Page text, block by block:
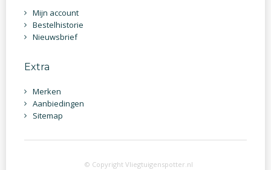
Mijn account
Bestelhistorie
Nieuwsbrief
Extra
Merken
Aanbiedingen
Sitemap
© Copyright Vliegtuigenspotter.nl